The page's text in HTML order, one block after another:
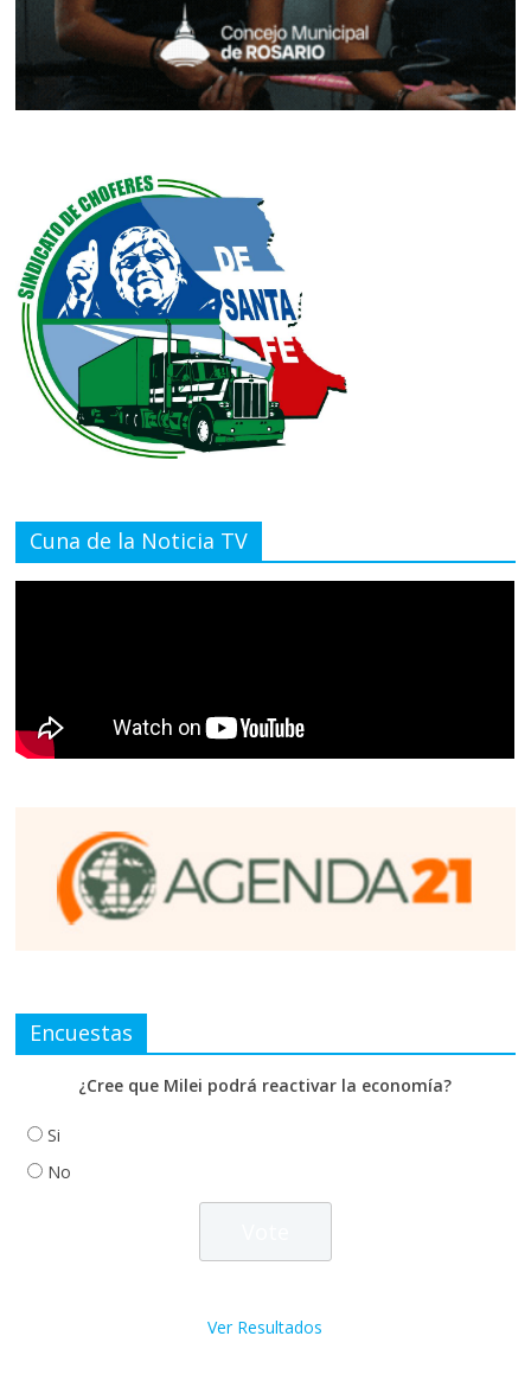
Cuna de la Noticia TV
Encuestas
¿Cree que Milei podrá reactivar la economía?
Si
No
Ver Resultados